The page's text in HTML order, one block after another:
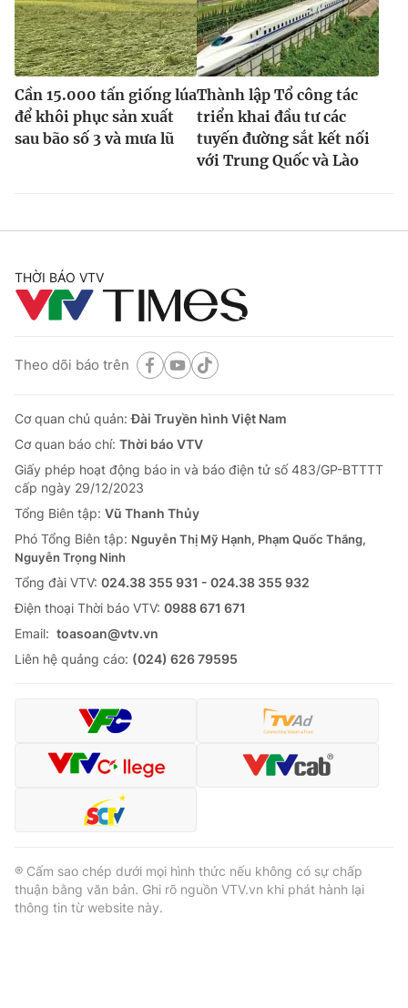
Cần 15.000 tấn giống lúa
để khôi phục sản xuất
sau bão số 3 và mưa lũ
Thành lập Tổ công tác
triển khai đầu tư các
tuyến đường sắt kết nối
với Trung Quốc và Lào
THỜI BÁO VTV
Theo dõi báo trên
Cơ quan chủ quản:Đài Truyền hình Việt Nam
Cơ quan báo chí: Thời báo VTV
Giấy phép hoạt động báo in và báo điện tử số 483/GP-BTTTT
cấp ngày 29/12/2023
Tổng Biên tập: Vũ Thanh Thủy
Phó Tổng Biên tập: Nguyễn Thị Mỹ Hạnh, Phạm Quốc Thắng,
Nguyễn Trọng Ninh
Tổng đài VTV: 024.38 355 931 - 024.38 355 932
Ðiện thoại Thời báo VTV: 0988 671 671
Email: toasoan@vtv.vn
Liên hệ quảng cáo: (024) 626 79595
® Cấm sao chép dưới mọi hình thức nếu không có sự chấp
thuận bằng văn bản. Ghi rõ nguồn VTV.vn khi phát hành lại
thông tin từ website này.